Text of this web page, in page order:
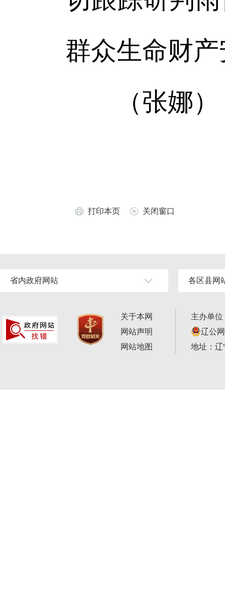
群众生命财
（张娜）
打印本页 关闭窗口
省内政府网站 各区县网
关于本网
网站声明
网站地图
主办单
辽公
地址：辽